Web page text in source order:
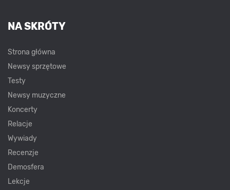
NA SKRÓTY
Strona główna
Newsy sprzętowe
Testy
Newsy muzyczne
Koncerty
Relacje
Wywiady
Recenzje
Demosfera
Lekcje